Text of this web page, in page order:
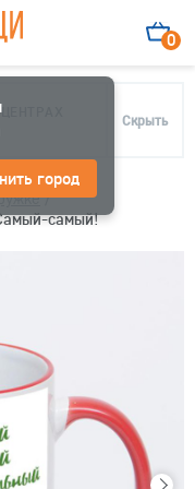
город
0
Скрыть
/
самый!